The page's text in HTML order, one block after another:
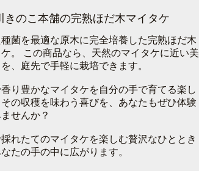
きのこ本舗の完熟ほだ木マイタケ
菌を最適な原木に完全培養した完熟ほだ木
。 この商品なら、天然のマイタケに近い美
、庭先で手軽に栽培できます。
り豊かなマイタケを自分の手で育てる楽し
その収穫を味わう喜びを、あなたもぜひ体験
せんか？
れたてのマイタケを楽しむ贅沢なひととき
たの手の中に広がります。